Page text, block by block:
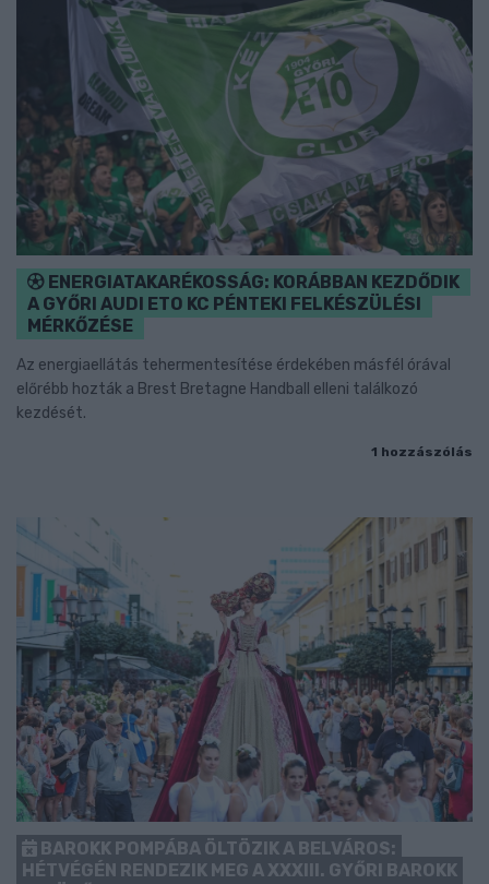
ENERGIATAKARÉKOSSÁG: KORÁBBAN KEZDŐDIK
A GYŐRI AUDI ETO KC PÉNTEKI FELKÉSZÜLÉSI
MÉRKŐZÉSE
Az energiaellátás tehermentesítése érdekében másfél órával
előrébb hozták a Brest Bretagne Handball elleni találkozó
kezdését.
1 hozzászólás
BAROKK POMPÁBA ÖLTÖZIK A BELVÁROS:
HÉTVÉGÉN RENDEZIK MEG A XXXIII. GYŐRI BAROKK